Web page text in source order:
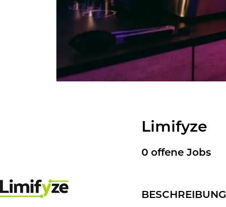
Li­mi­fy­ze
0 of­fe­ne Jobs
BE­SCHREI­BUNG